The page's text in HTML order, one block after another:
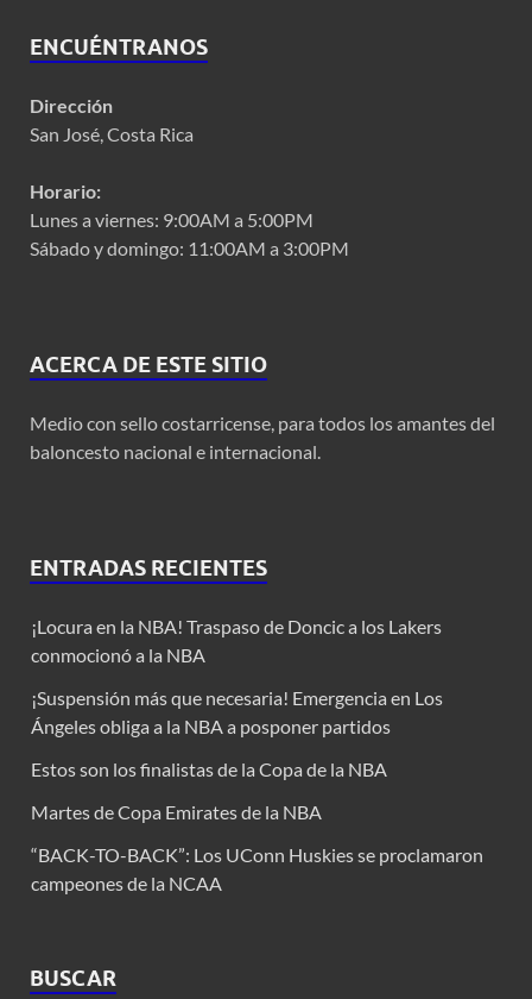
ENCUÉNTRANOS
Dirección
San José, Costa Rica
Horario:
Lunes a viernes: 9:00AM a 5:00PM
Sábado y domingo: 11:00AM a 3:00PM
ACERCA DE ESTE SITIO
Medio con sello costarricense, para todos los amantes del
baloncesto nacional e internacional.
ENTRADAS RECIENTES
¡Locura en la NBA! Traspaso de Doncic a los Lakers
conmocionó a la NBA
¡Suspensión más que necesaria! Emergencia en Los
Ángeles obliga a la NBA a posponer partidos
Estos son los finalistas de la Copa de la NBA
Martes de Copa Emirates de la NBA
“BACK-TO-BACK”: Los UConn Huskies se proclamaron
campeones de la NCAA
BUSCAR